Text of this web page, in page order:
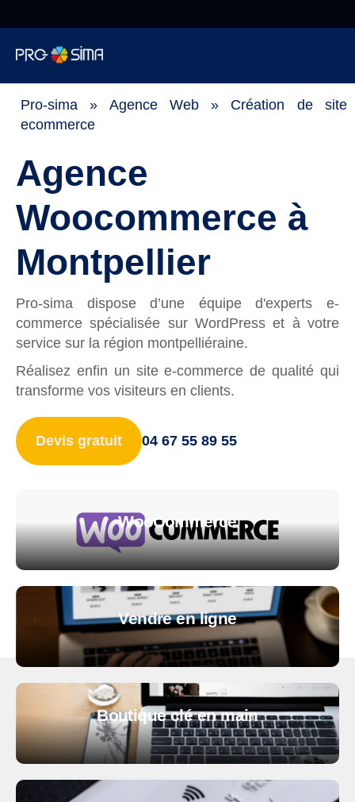
recrute!
Téléphonie
Surveillance
Affichage
Pro-sima » Agence Web» Création de site
ecommerce
Agence
Woocommerce à
Montpellier
Pro-sima dispose d’une équipe d'experts e-
commerce spécialisée sur WordPress et à votre
service sur la région montpelliéraine.
Réalisez enfin un site e-commerce de qualité qui
transforme vos visiteurs en clients.
Devis gratuit 04 67 55 89 55
WooCommerce
Vendre en ligne
Boutique clé en main